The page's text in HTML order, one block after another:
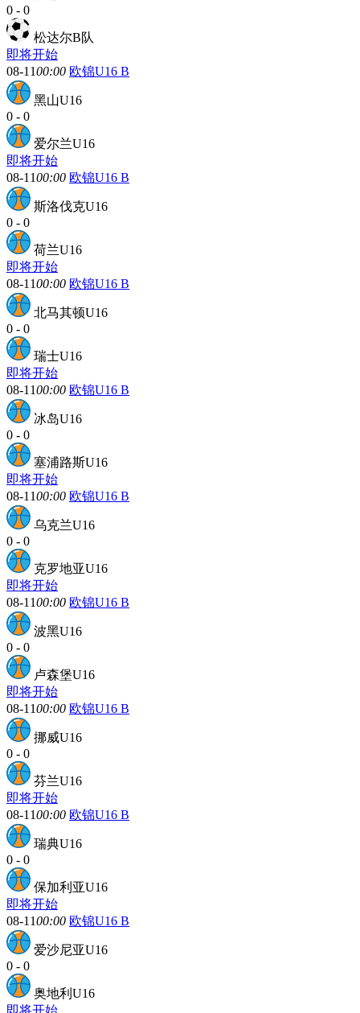
0 - 0
松达尔B队
即将开始
08-1100:00 欧锦U16 B
黑山U16
0 - 0
爱尔兰U16
即将开始
08-1100:00 欧锦U16 B
斯洛伐克U16
0 - 0
荷兰U16
即将开始
08-1100:00 欧锦U16 B
北马其顿U16
0 - 0
瑞士U16
即将开始
08-1100:00 欧锦U16 B
冰岛U16
0 - 0
塞浦路斯U16
即将开始
08-1100:00 欧锦U16 B
乌克兰U16
0 - 0
克罗地亚U16
即将开始
08-1100:00 欧锦U16 B
波黑U16
0 - 0
卢森堡U16
即将开始
08-1100:00 欧锦U16 B
挪威U16
0 - 0
芬兰U16
即将开始
08-1100:00 欧锦U16 B
瑞典U16
0 - 0
保加利亚U16
即将开始
08-1100:00 欧锦U16 B
爱沙尼亚U16
0 - 0
奥地利U16
即将开始